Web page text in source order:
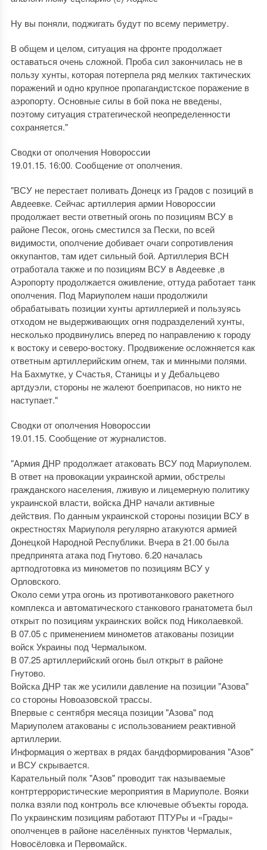
Ну вы поняли, поджигать будут по всему периметру.
В общем и целом, ситуация на фронте продолжает
оставаться очень сложной. Проба сил закончилась не в
пользу хунты, которая потерпела ряд мелких тактических
поражений и одно крупное пропагандистское поражение в
аэропорту. Основные силы в бой пока не введены,
поэтому ситуация стратегической неопределенности
сохраняется."
Сводки от ополчения Новороссии
19.01.15. 16:00. Сообщение от ополчения.
"ВСУ не перестает поливать Донецк из Градов с позиций в
Авдеевке. Сейчас артиллерия армии Новороссии
продолжает вести ответный огонь по позициям ВСУ в
районе Песок, огонь сместился за Пески, по всей
видимости, ополчение добивает очаги сопротивления
оккупантов, там идет сильный бой. Артиллерия ВСН
отработала также и по позициям ВСУ в Авдеевке ,в
Аэропорту продолжается оживление, оттуда работает танк
ополчения. Под Мариуполем наши продолжили
обрабатывать позиции хунты артиллерией и пользуясь
отходом не выдерживающих огня подразделений хунты,
несколько продвинулись вперед по направлению к городу
к востоку и северо-востоку. Продвижение осложняется как
ответным артиллерийским огнем, так и минными полями.
На Бахмутке, у Счастья, Станицы и у Дебальцево
артдуэли, стороны не жалеют боеприпасов, но никто не
наступает."
Сводки от ополчения Новороссии
19.01.15. Сообщение от журналистов.
"Армия ДНР продолжает атаковать ВСУ под Мариуполем.
В ответ на провокации украинской армии, обстрелы
гражданского населения, лживую и лицемерную политику
украинской власти, войска ДНР начали активные
действия. По данным украинской стороны позиции ВСУ в
окрестностях Мариуполя регулярно атакуются армией
Донецкой Народной Республики. Вчера в 21.00 была
предпринята атака под Гнутово. 6.20 началась
артподготовка из минометов по позициям ВСУ у
Орловского.
Около семи утра огонь из противотанкового ракетного
комплекса и автоматического станкового гранатомета был
открыт по позициям украинских войск под Николаевкой.
В 07.05 с применением минометов атакованы позиции
войск Украины под Чермалыком.
В 07.25 артиллерийский огонь был открыт в районе
Гнутово.
Войска ДНР так же усилили давление на позиции "Азова"
со стороны Новоазовской трассы.
Впервые с сентября месяца позиции "Азова" под
Мариуполем атакованы с использованием реактивной
артиллерии.
Информация о жертвах в рядах бандформирования "Азов"
и ВСУ скрывается.
Карательный полк "Азов" проводит так называемые
контртеррористические мероприятия в Мариуполе. Вояки
полка взяли под контроль все ключевые объекты города.
По украинским позициям работают ПТУРы и «Грады»
ополченцев в районе населённых пунктов Чермалык,
Новосёловка и Первомайск.